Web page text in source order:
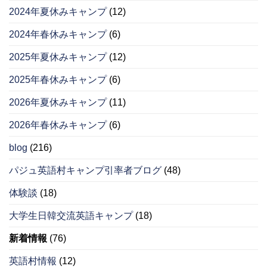
2024年夏休みキャンプ(12)
2024年春休みキャンプ(6)
2025年夏休みキャンプ(12)
2025年春休みキャンプ(6)
2026年夏休みキャンプ(11)
2026年春休みキャンプ(6)
blog (216)
パジュ英語村キャンプ引率者ブログ (48)
体験談 (18)
大学生日韓交流英語キャンプ(18)
新着情報 (76)
英語村情報 (12)